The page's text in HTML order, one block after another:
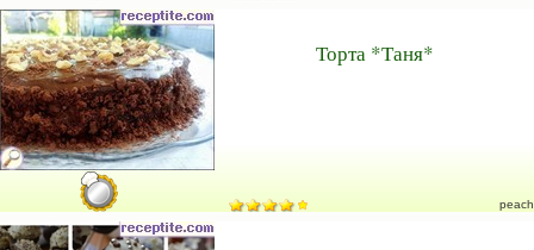
Торта *Таня*
peach